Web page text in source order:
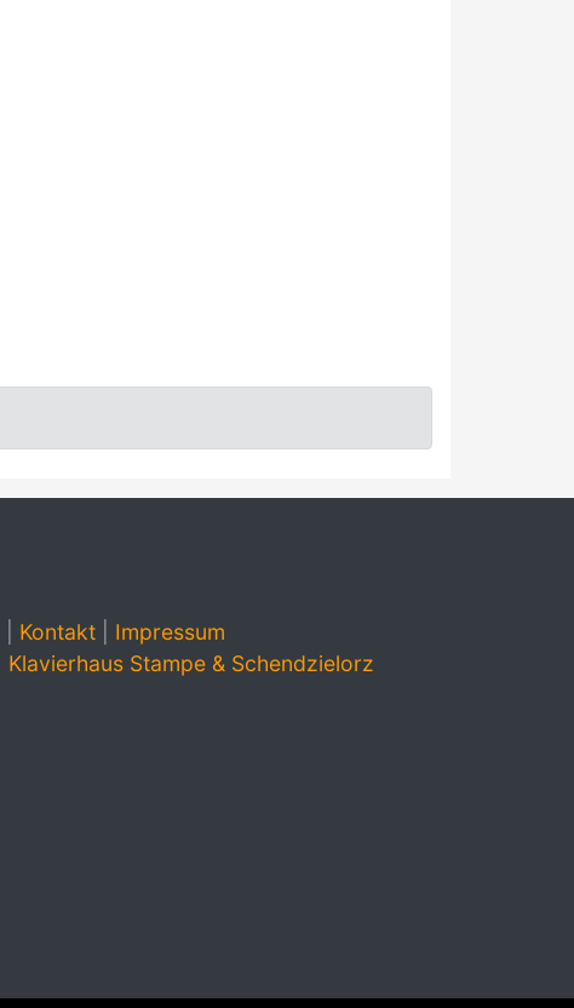
Kontakt| Impressum
Klavierhaus Stampe & Schendzielorz